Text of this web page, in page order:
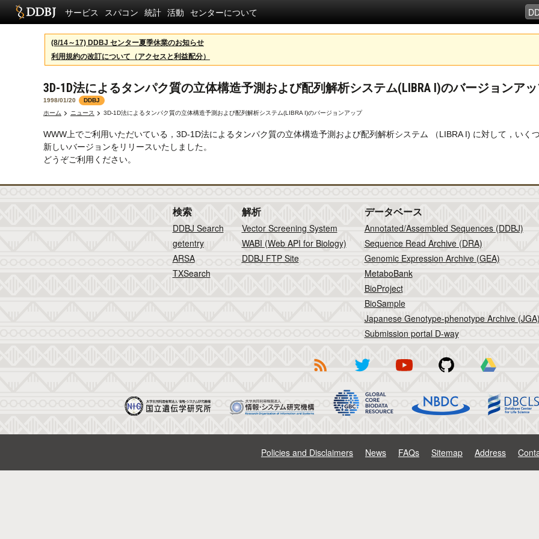
サービス スパコン 統計 活動 センターについて
(8/14～17) DDBJ センター夏季休業のお知らせ
利用規約の改訂について（アクセスと利益配分）
3D-1D法によるタンパク質の立体構造予測および配列解析システム(LIBRA I)のバージョン
1998/01/20
DDBJ
ホーム
ニュース 3D-1D法によるタンパク質の立体構造予測および配列解析システム(LIBRA I)のバージョンアップ
WWW上でご利用いただいている，3D-1D法によるタンパク質の立体構造予測および配列解析システム （LIBRA I) に対して，いく
新しいバージョンをリリースいたしました。
どうぞご利用ください。
検索
DDBJ Search
getentry
ARSA
TXSearch
解析
Vector Screening System
WABI (Web API for Biology)
DDBJ FTP Site
データベース
Annotated/Assembled Sequences (DDBJ)
Sequence Read Archive (DRA)
Genomic Expression Archive (GEA)
MetaboBank
BioProject
BioSample
Japanese Genotype-phenotype Archive
Submission portal D-way
Policies and Disclaimers News FAQs Sitemap Address